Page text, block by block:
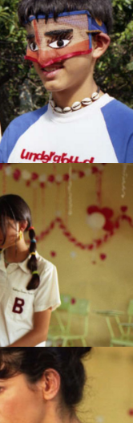
VE, TOMADA DE
VE, TOMADA DE
VE, TOMADA DE